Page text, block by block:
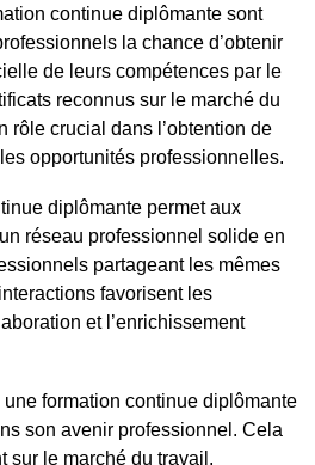
continue diplômante sont
la chance d’obtenir
de leurs compétences par le
reconnus sur le marché du
rôle crucial dans l’obtention de
opportunités professionnelles.
diplômante permet aux
réseau professionnel solide en
partageant les mêmes
favorisent les
et l’enrichissement
formation continue diplômante
son avenir professionnel. Cela
sur le marché du travail,